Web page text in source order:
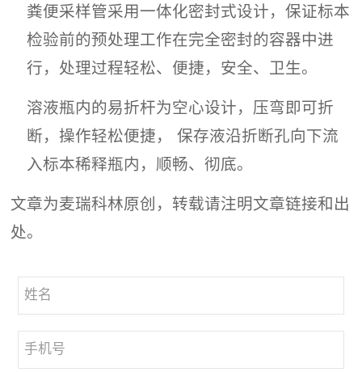
粪便采样管采用一体化密封式设计，保证标本
检验前的预处理工作在完全密封的容器中进
行，处理过程轻松、便捷，安全、卫生。
溶液瓶内的易折杆为空心设计，压弯即可折
断，操作轻松便捷， 保存液沿折断孔向下流
入标本稀释瓶内，顺畅、彻底。
文章为麦瑞科林原创，转载请注明文章链接和出
处。